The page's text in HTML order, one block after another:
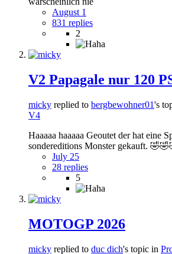
August 1
831 replies
2
V2 Papagale nur 120
micky replied to bergbewohner01's
V4
Haaaaa haaaaa Geoutet der hat eine
sondereditions Monster gekauft.
July 25
28 replies
5
MOTOGP 2026
micky replied to duc dich's topic in